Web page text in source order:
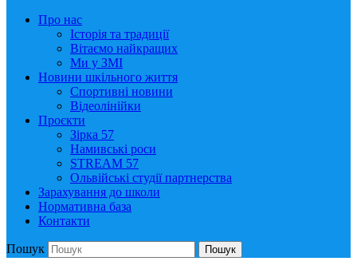
Про нас
Історія та традиції
Вітаємо найкращих
Ми у ЗМІ
Новини шкільного життя
Спортивні новини
Відеолінійки
Проєкти
Зірка 57
Намивські роси
STREAM 57
Ольвійські студії партнерства
Зарахування до школи
Нормативна база
Контакти
Пошук Пошук